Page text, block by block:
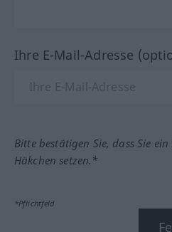
Ihre E-Mail-Adresse
Bitte bestätigen Sie, dass Sie
Häkchen setzen.*
*Pflichtfeld